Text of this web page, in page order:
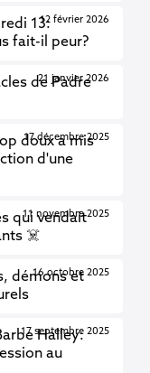
13:
fait-il peur?
12 février 2026
de Padre
21 janvier 2026
doux a mis
d'une
17 décembre 2025
qui vendait
☠️
11 novembre 2025
démons et
16 octobre 2025
Halley:
au
17 septembre 2025